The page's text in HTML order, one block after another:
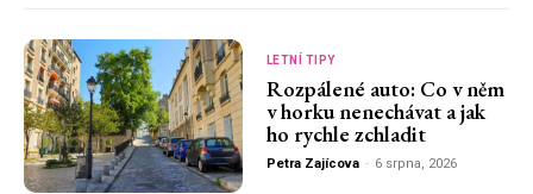
LETNÍ TIPY
Rozpálené auto: Co v něm
v horku nenechávat a jak
ho rychle zchladit
Petra Zajícova - 6 srpna, 2026